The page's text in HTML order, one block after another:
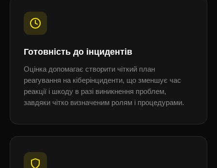
Готовність до інцидентів
Оцінка допомагає створити чіткий план
реагування на кіберінциденти, що зменшує час
реакції і шкоду в разі виникнення проблем,
завдяки чітко визначеним ролям і процедурами.